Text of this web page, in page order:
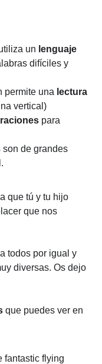
un lenguaje
difíciles y
permite una lectura
vertical)
para
son de grandes
que tú y tu hijo
que nos
todos por igual y
diversas. Os dejo
que puedes ver en
fantastic flying